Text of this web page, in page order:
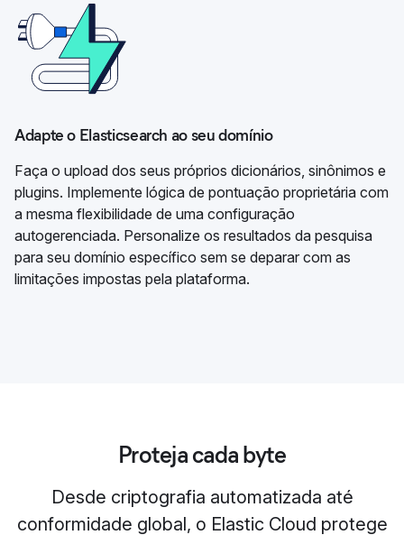
Adapte o Elasticsearch ao seu domínio
Faça o upload dos seus próprios dicionários, sinônimos e
plugins. Implemente lógica de pontuação proprietária com
a mesma flexibilidade de uma configuração
autogerenciada. Personalize os resultados da pesquisa
para seu domínio específico sem se deparar com as
limitações impostas pela plataforma.
Proteja cada byte
Desde criptografia automatizada até
conformidade global, o Elastic Cloud protege